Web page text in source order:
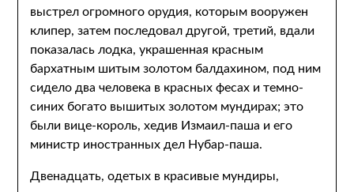
выстрел огромного орудия, которым вооружен
клипер, затем последовал другой, третий, вдали
показалась лодка, украшенная красным
бархатным шитым золотом балдахином, под ним
сидело два человека в красных фесах и темно-
синих богато вышитых золотом мундирах; это
были вице-король, хедив Измаил-паша и его
министр иностранных дел Нубар-паша.
Двенадцать, одетых в красивые мундиры,